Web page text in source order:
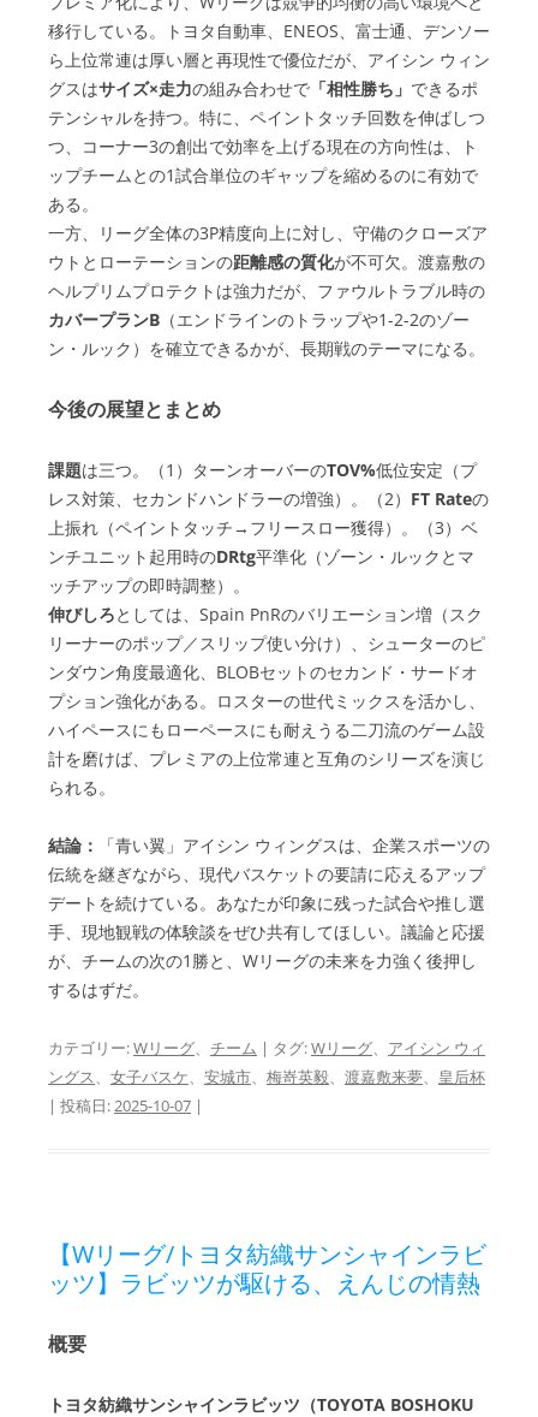
移行している。トヨタ自動車、ENEOS、富士通、デンソー
ら上位常連は厚い層と再現性で優位だが、アイシン ウィン
グスはサイズ×走力の組み合わせで 「相性勝ち」 できるポ
テンシャルを持つ。特に、ペイントタッチ回数を伸ばしつ
つ、コーナー3の創出で効率を上げる現在の方向性は、ト
ップチームとの1試合単位のギャップを縮めるのに有効で
ある。
一方、リーグ全体の3P精度向上に対し、守備のクローズア
ウトとローテーションの距離感の質化が不可欠。渡嘉敷の
ヘルプリムプロテクトは強力だが、ファウルトラブル時の
カバープランB （エンドラインのトラップや1-2-2のゾー
ン・ルック）を確立できるかが、長期戦のテーマになる。
今後の展望とまとめ
課題は三つ。（1）ターンオーバーのTOV%低位安定（プ
レス対策、セカンドハンドラーの増強）。（2） FT Rateの
上振れ（ペイントタッチ→フリースロー獲得）。（3）ベ
ンチユニット起用時のDRtg平準化（ゾーン・ルックとマ
ッチアップの即時調整）。
伸びしろとしては、Spain PnRのバリエーション増（スク
リーナーのポップ／スリップ使い分け）、シューターのピ
ンダウン角度最適化、BLOBセットのセカンド・サードオ
プション強化がある。ロスターの世代ミックスを活かし、
ハイペースにもローペースにも耐えうる二刀流のゲーム設
計を磨けば、プレミアの上位常連と互角のシリーズを演じ
られる。
結論：
「青い翼」アイシン ウィングスは、企業スポーツの
伝統を継ぎながら、現代バスケットの要請に応えるアップ
デートを続けている。あなたが印象に残った試合や推し選
手、現地観戦の体験談をぜひ共有してほしい。議論と応援
が、チームの次の1勝と、Wリーグの未来を力強く後押し
するはずだ。
カテゴリー:Wリーグ、 チーム | タグ:Wリーグ、 アイシン ウィ
ングス、 女子バスケ、 安城市、 梅嵜英毅、 渡嘉敷来夢、 皇后杯
| 投稿日:2025-10-07 |
【Wリーグ/トヨタ紡織サンシャインラビ
ッツ】ラビッツが駆ける、えんじの情熱
概要
トヨタ紡織サンシャインラビッツ（TOYOTA BOSHOKU